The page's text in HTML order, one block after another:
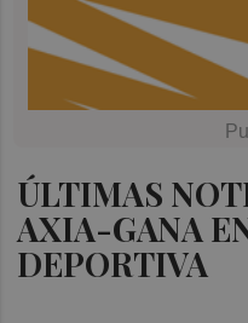
ÚLTIMAS
AXIA-GANA
DEPORTIVA